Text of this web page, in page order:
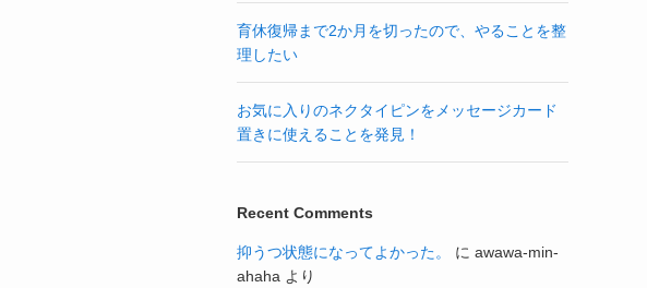
育休復帰まで2か月を切ったので、やることを整
理したい
お気に入りのネクタイピンをメッセージカード
置きに使えることを発見！
Recent Comments
抑うつ状態になってよかった。 に awawa-min-
ahaha より